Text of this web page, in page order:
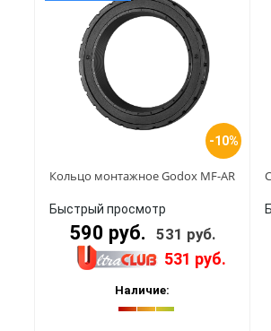
-10%
Кольцо монтажное Godox MF-AR
Быстрый просмотр
590 руб. 531 руб.
531 руб.
Наличие: